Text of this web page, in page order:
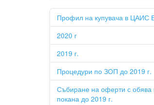
Профил на купувача в ЦАИС
2020 г
2019 г.
Процедури по ЗОП до 2019 г.
Събиране на оферти с обява
покана до 2019 г.